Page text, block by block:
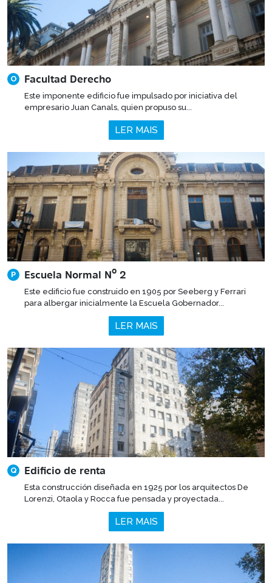
O Facultad Derecho
Este imponente edificio fue impulsado por iniciativa del
empresario Juan Canals, quien propuso su...
LER MAIS
P Escuela Normal Nº 2
Este edificio fue construido en 1905 por Seeberg y Ferrari
para albergar inicialmente la Escuela Gobernador...
LER MAIS
Q Edificio de renta
Esta construcción diseñada en 1925 por los arquitectos De
Lorenzi, Otaola y Rocca fue pensada y proyectada...
LER MAIS